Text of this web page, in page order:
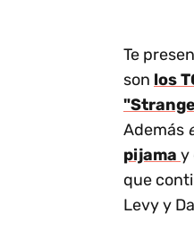
Te
son los
Además
pijama y
que
Levy y